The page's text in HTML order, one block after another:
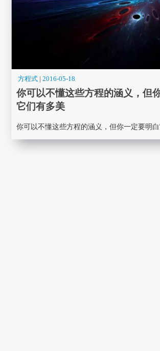
方程式 |2016-05-18
你可以不懂这些方程的涵义，但
它们有多美
你可以不懂这些方程的涵义，但你一定要明